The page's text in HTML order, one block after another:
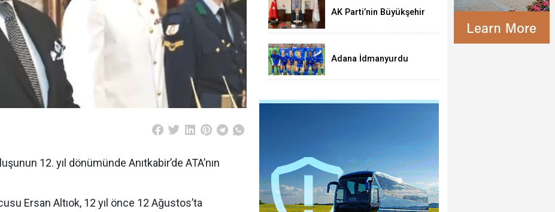
12. yıl dönümünde Anıtkabir’de ATA’nın
Ersan Altıok, 12 yıl önce 12 Ağustos’ta
AK Parti’nin Büyükşehir
Adana İdmanyurdu